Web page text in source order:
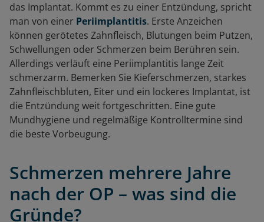
das Implantat. Kommt es zu einer Entzündung, spricht
man von einer Periimplantitis. Erste Anzeichen
können gerötetes Zahnfleisch, Blutungen beim Putzen,
Schwellungen oder Schmerzen beim Berühren sein.
Allerdings verläuft eine Periimplantitis lange Zeit
schmerzarm. Bemerken Sie Kieferschmerzen, starkes
Zahnfleischbluten, Eiter und ein lockeres Implantat, ist
die Entzündung weit fortgeschritten. Eine gute
Mundhygiene und regelmäßige Kontrolltermine sind
die beste Vorbeugung.
Schmerzen mehrere Jahre
nach der OP – was sind die
Gründe?